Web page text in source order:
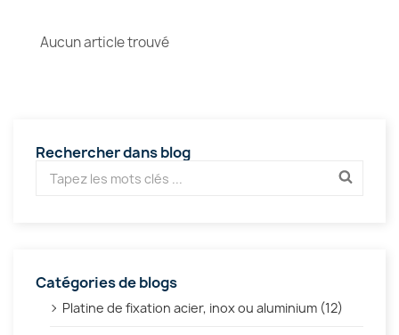
Aucun article trouvé
Rechercher dans blog
Catégories de blogs
Platine de fixation acier, inox ou aluminium (12)